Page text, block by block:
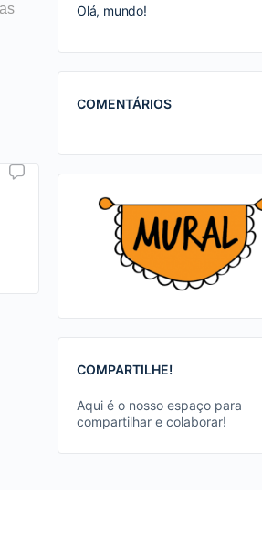
Olá, mundo!
COMENTÁRIOS
COMPARTILHE!
Aqui é o nosso espaço para
compartilhar e colaborar!